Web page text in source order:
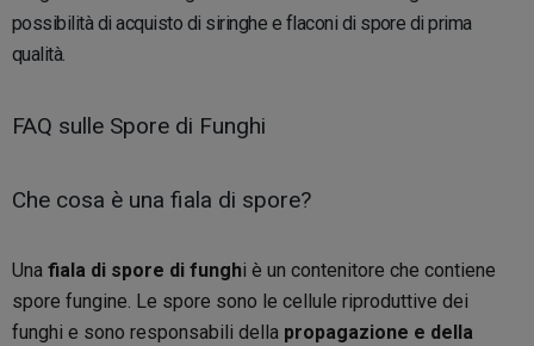
possibilità di acquisto di siringhe e flaconi di spore di prima
qualità.
FAQ sulle Spore di Funghi
Che cosa è una fiala di spore?
Una fiala di spore di funghi è un contenitore che contiene
spore fungine. Le spore sono le cellule riproduttive dei
funghi e sono responsabili della propagazione e della